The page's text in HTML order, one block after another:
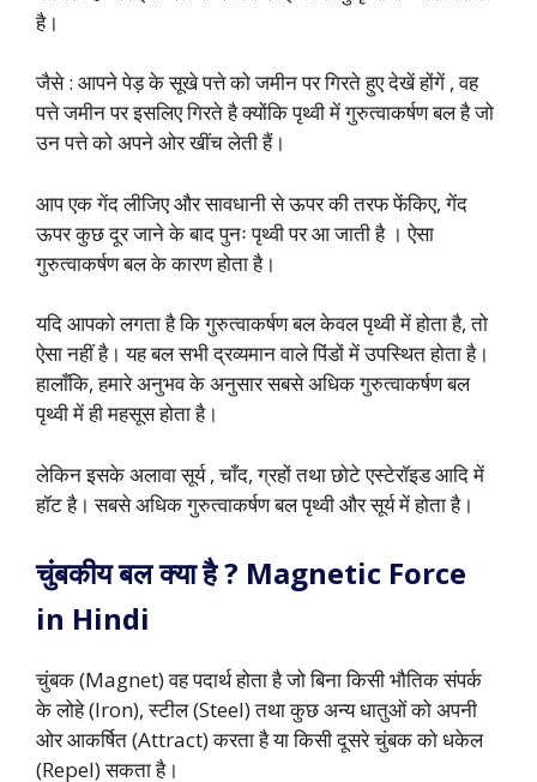
है।
जैसे : आपने पेड़ के सूखे पत्ते को जमीन पर गिरते हुए देखें होंगें , वह
पत्ते जमीन पर इसलिए गिरते है क्योंकि पृथ्वी में गुरुत्वाकर्षण बल है जो
उन पत्ते को अपने ओर खींच लेती हैं।
आप एक गेंद लीजिए और सावधानी से ऊपर की तरफ फेंकिए, गेंद
ऊपर कुछ दूर जाने के बाद पुनः पृथ्वी पर आ जाती है । ऐसा
गुरुत्वाकर्षण बल के कारण होता है।
यदि आपको लगता है कि गुरुत्वाकर्षण बल केवल पृथ्वी में होता है, तो
ऐसा नहीं है। यह बल सभी द्रव्यमान वाले पिंडों में उपस्थित होता है।
हालाँकि, हमारे अनुभव के अनुसार सबसे अधिक गुरुत्वाकर्षण बल
पृथ्वी में ही महसूस होता है।
लेकिन इसके अलावा सूर्य , चाँद, ग्रहों तथा छोटे एस्टेरॉइड आदि में
हॉट है। सबसे अधिक गुरुत्वाकर्षण बल पृथ्वी और सूर्य में होता है।
चुंबकीय बल क्या है ? Magnetic Force
in Hindi
चुंबक (Magnet) वह पदार्थ होता है जो बिना किसी भौतिक संपर्क
के लोहे (Iron), स्टील (Steel) तथा कुछ अन्य धातुओं को अपनी
ओर आकर्षित (Attract) करता है या किसी दूसरे चुंबक को धकेल
(Repel) सकता है।